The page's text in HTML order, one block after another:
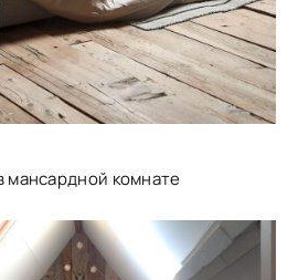
мансардной комнате